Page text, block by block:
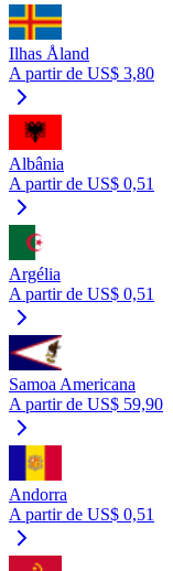
Ilhas Åland
A partir de US$ 3,80
Albânia
A partir de US$ 0,51
Argélia
A partir de US$ 0,51
Samoa Americana
A partir de US$ 59,90
Andorra
A partir de US$ 0,51